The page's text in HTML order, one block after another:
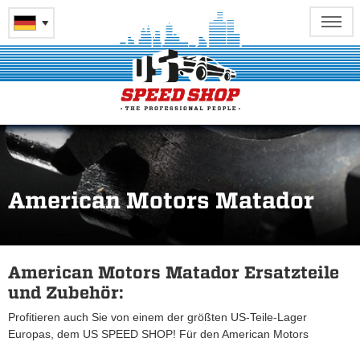
American Motors Matador
American Motors Matador Ersatzteile
und Zubehör:
Profitieren auch Sie von einem der größten US-Teile-Lager
Europas, dem US SPEED SHOP! Für den American Motors